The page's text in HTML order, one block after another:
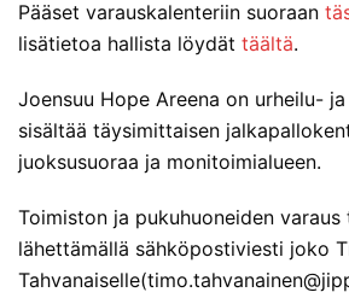
Pääset varauskalenteriin suoraan
lisätietoa hallista löydät täältä.
Joensuu Hope Areena on urheilu-
sisältää täysimittaisen
juoksusuoraa ja monitoimialueen.
Toimiston ja pukuhuoneiden varaus
lähettämällä sähköpostiviesti joko